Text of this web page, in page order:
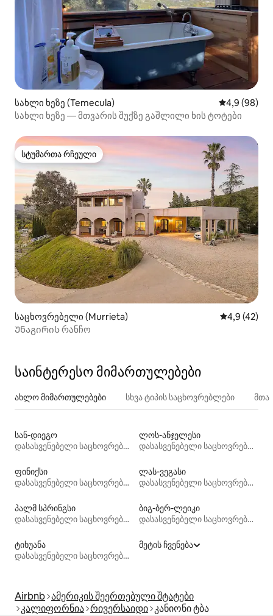
სახლი ხეზე (Temecula) საშუალო
4,9 (98)
სახლი ხეზე — მთვარის შუქზე გაშლილი ხის ტოტები
სტუმართა რჩეული
სტუმართა რჩეული
საცხოვრებელი (Murrieta) საშუალო
4,9 (42)
Უნაგირის რანჩო
საინტერესო მიმართულებები
ახლო მიმართულებები სხვა ტიპის საცხოვრებლები
სან-დიეგო
დასასვენებელი საცხოვრებლები
ლოს-ანჯელესი
დასასვენებელი საცხოვრებლები
ფინიქსი
დასასვენებელი საცხოვრებლები
ლას-ვეგასი
დასასვენებელი საცხოვრებლები
პალმ სპრინგსი
დასასვენებელი საცხოვრებლები
ბიგ-ბერ-ლეიკი
დასასვენებელი საცხოვრებლები
ტიხუანა
დასასვენებელი საცხოვრებლები
მეტის ჩვენება
Airbnb ამერიკის შეერთებული შტატები
კალიფორნია რივერსაიდი კანიონი ტბა